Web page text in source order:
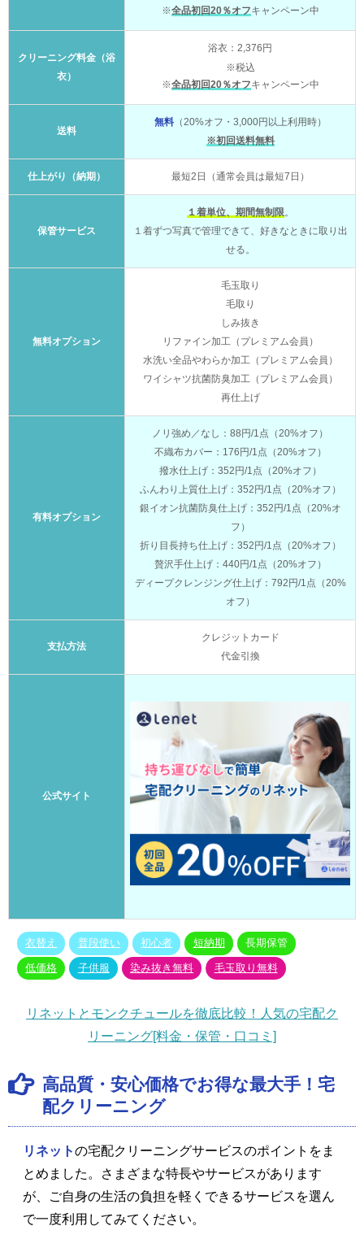
※全品初回20％オフキャンペーン中
クリーニング料金（浴
衣）
浴衣：2,376円
※税込
※全品初回20％オフキャンペーン中
送料
無料（20%オフ・3,000円以上利用時）
※初回送料無料
仕上がり（納期） 最短2日（通常会員は最短7日）
保管サービス
１着単位、期間無制限。
１着ずつ写真で管理できて、好きなときに取り出
せる。
無料オプション
毛玉取り
毛取り
しみ抜き
リファイン加工（プレミアム会員）
水洗い全品やわらか加工（プレミアム会員）
ワイシャツ抗菌防臭加工（プレミアム会員）
再仕上げ
有料オプション
ノリ強め／なし：88円/1点（20%オフ）
不織布カバー：176円/1点（20%オフ）
撥水仕上げ：352円/1点（20%オフ）
ふんわり上質仕上げ：352円/1点（20%オフ）
銀イオン抗菌防臭仕上げ：352円/1点（20%オ
フ）
折り目長持ち仕上げ：352円/1点（20%オフ）
贅沢手仕上げ：440円/1点（20%オフ）
ディープクレンジング仕上げ：792円/1点（20%
オフ）
支払方法
クレジットカード
代金引換
公式サイト
衣替え 普段使い 初心者 短納期 長期保管
低価格 子供服 染み抜き無料 毛玉取り無料
リネットとモンクチュールを徹底比較！人気の宅配ク
リーニング[料金・保管・口コミ]
高品質・安心価格でお得な最大手！宅
配クリーニング
リネットの宅配クリーニングサービスのポイントをま
とめました。さまざまな特長やサービスがあります
が、ご自身の生活の負担を軽くできるサービスを選ん
で一度利用してみてください。